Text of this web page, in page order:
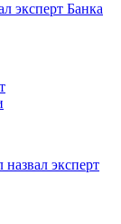
эксперт Банка
эксперт